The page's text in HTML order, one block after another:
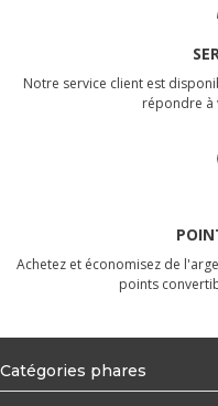
Notre service client est
répondre à
Achetez et économisez de
points
Catégories phares